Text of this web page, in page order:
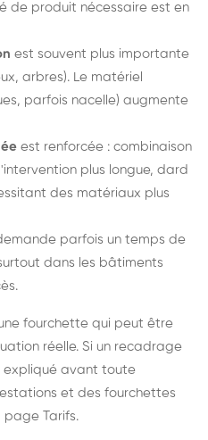
de produit nécessaire est en
est souvent plus importante
arbres). Le matériel
parfois nacelle) augmente
est renforcée : combinaison
plus longue, dard
des matériaux plus
parfois un temps de
dans les bâtiments
fourchette qui peut être
réelle. Si un recadrage
expliqué avant toute
et des fourchettes
page Tarifs.